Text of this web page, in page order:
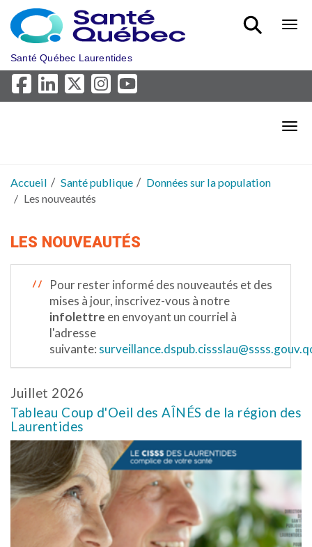
Aller au menu principal
Santé Québec Laurentides
Accueil Santé publique
Données sur la population
Les nouveautés
LES NOUVEAUTÉS
Pour rester informé des nouveautés et des
mises à jour, inscrivez-vous à notre
infolettre en envoyant un courriel à
l'adresse
suivante:
Juillet 2026
Tableau Coup d'Oeil des AÎNÉS de la région des
Laurentides